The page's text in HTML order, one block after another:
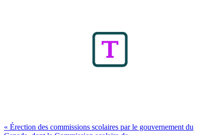
« Érection des commissions scolaires par le gouvernement du